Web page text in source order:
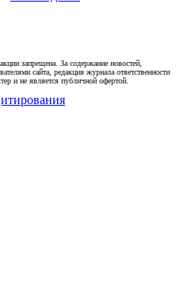
запрещена. За содержание новостей,
сайта, редакция журнала ответственности
и не является публичной офертой.